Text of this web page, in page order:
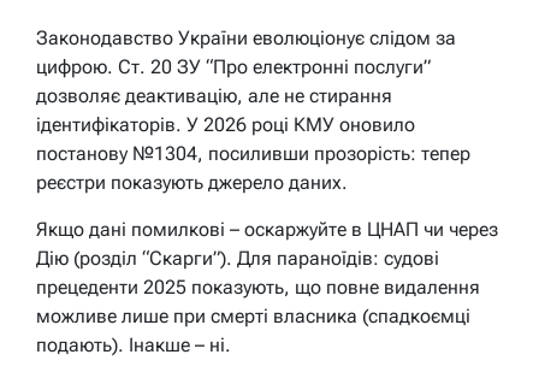
Законодавство України еволюціонує слідом за
цифрою. Ст. 20 ЗУ “Про електронні послуги”
дозволяє деактивацію, але не стирання
ідентифікаторів. У 2026 році КМУ оновило
постанову №1304, посиливши прозорість: тепер
реєстри показують джерело даних.
Якщо дані помилкові – оскаржуйте в ЦНАП чи через
Дію (розділ “Скарги”). Для параноїдів: судові
прецеденти 2025 показують, що повне видалення
можливе лише при смерті власника (спадкоємці
подають). Інакше – ні.